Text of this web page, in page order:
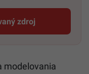
zdroj
odkaz sa otvorí v
modelovania